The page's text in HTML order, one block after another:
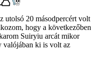
utolsó 20 másodpercért volt
hogy a következőben
Suiryiu arcát mikor
valójában ki is volt az